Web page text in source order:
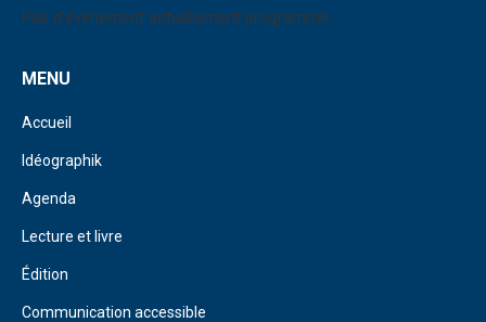
Pas d'événement actuellement programmé.
MENU
Accueil
Idéographik
Agenda
Lecture et livre
Édition
Communication accessible